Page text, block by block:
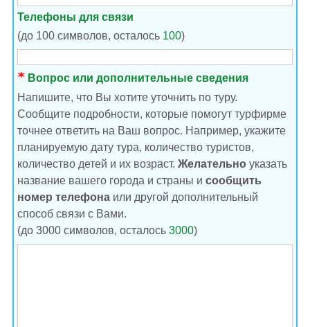
Телефоны для связи
(до 100 символов, осталось 100)
Вопрос или дополнительные сведения
Напишите, что Вы хотите уточнить по туру.
Сообщите подробности, которые помогут турфирме
точнее ответить на Ваш вопрос. Например, укажите
планируемую дату тура, количество туристов,
количество детей и их возраст. Желательно указать
название вашего города и страны и сообщить
номер телефона или другой дополнительный
способ связи с Вами.
(до 3000 символов, осталось 3000)